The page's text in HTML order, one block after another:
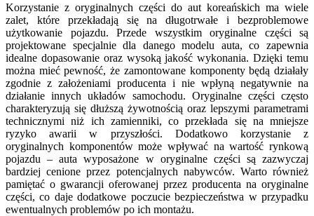
Korzystanie z oryginalnych części do aut koreańskich ma wiele
zalet, które przekładają się na długotrwałe i bezproblemowe
użytkowanie pojazdu. Przede wszystkim oryginalne części są
projektowane specjalnie dla danego modelu auta, co zapewnia
idealne dopasowanie oraz wysoką jakość wykonania. Dzięki temu
można mieć pewność, że zamontowane komponenty będą działały
zgodnie z założeniami producenta i nie wpłyną negatywnie na
działanie innych układów samochodu. Oryginalne części często
charakteryzują się dłuższą żywotnością oraz lepszymi parametrami
technicznymi niż ich zamienniki, co przekłada się na mniejsze
ryzyko awarii w przyszłości. Dodatkowo korzystanie z
oryginalnych komponentów może wpływać na wartość rynkową
pojazdu – auta wyposażone w oryginalne części są zazwyczaj
bardziej cenione przez potencjalnych nabywców. Warto również
pamiętać o gwarancji oferowanej przez producenta na oryginalne
części, co daje dodatkowe poczucie bezpieczeństwa w przypadku
ewentualnych problemów po ich montażu.